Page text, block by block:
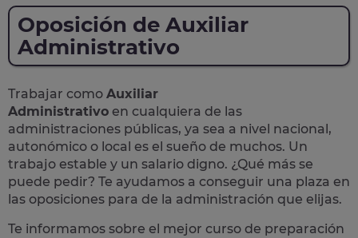
Oposición de Auxiliar
Administrativo
Trabajar como Auxiliar
Administrativo en cualquiera de las
administraciones públicas, ya sea a nivel nacional,
autonómico o local es el sueño de muchos. Un
trabajo estable y un salario digno. ¿Qué más se
puede pedir? Te ayudamos a conseguir una plaza en
las oposiciones para de la administración que elijas.
Te informamos sobre el mejor curso de preparación